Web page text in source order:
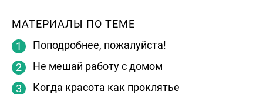
МАТЕРИАЛЫ ПО ТЕМЕ
Поподробнее, пожалуйста!
Не мешай работу с домом
Когда красота как проклятье